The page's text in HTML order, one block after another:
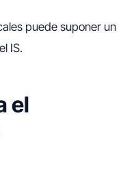
puede suponer un
IS.
el